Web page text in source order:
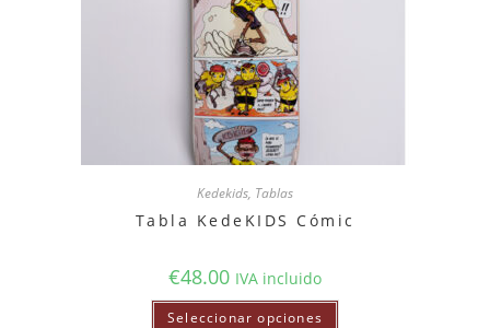
Kedekids, Tablas
Tabla KedeKIDS Cómic
€48.00 IVA incluido
Seleccionar opciones